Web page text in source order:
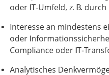
oder IT‑Umfeld, z. B.
Interesse an mindestens
oder
Compliance oder
Analytisches